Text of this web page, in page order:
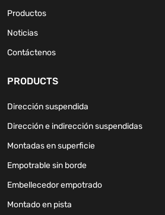
Productos
Noticias
Contáctenos
PRODUCTS
Dirección suspendida
Dirección e indirección suspendidas
Montadas en superficie
Empotrable sin borde
Embellecedor empotrado
Montado en pista